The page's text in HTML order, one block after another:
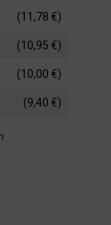
(11,78 €)
(10,95 €)
(10,00 €)
(9,40 €)